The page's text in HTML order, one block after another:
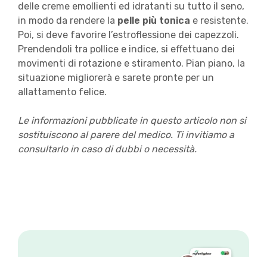
delle creme emollienti ed idratanti su tutto il seno,
in modo da rendere la pelle più tonica e resistente.
Poi, si deve favorire l’estroflessione dei capezzoli.
Prendendoli tra pollice e indice, si effettuano dei
movimenti di rotazione e stiramento. Pian piano, la
situazione migliorerà e sarete pronte per un
allattamento felice.
Le informazioni pubblicate in questo articolo non si
sostituiscono al parere del medico. Ti invitiamo a
consultarlo in caso di dubbi o necessità.